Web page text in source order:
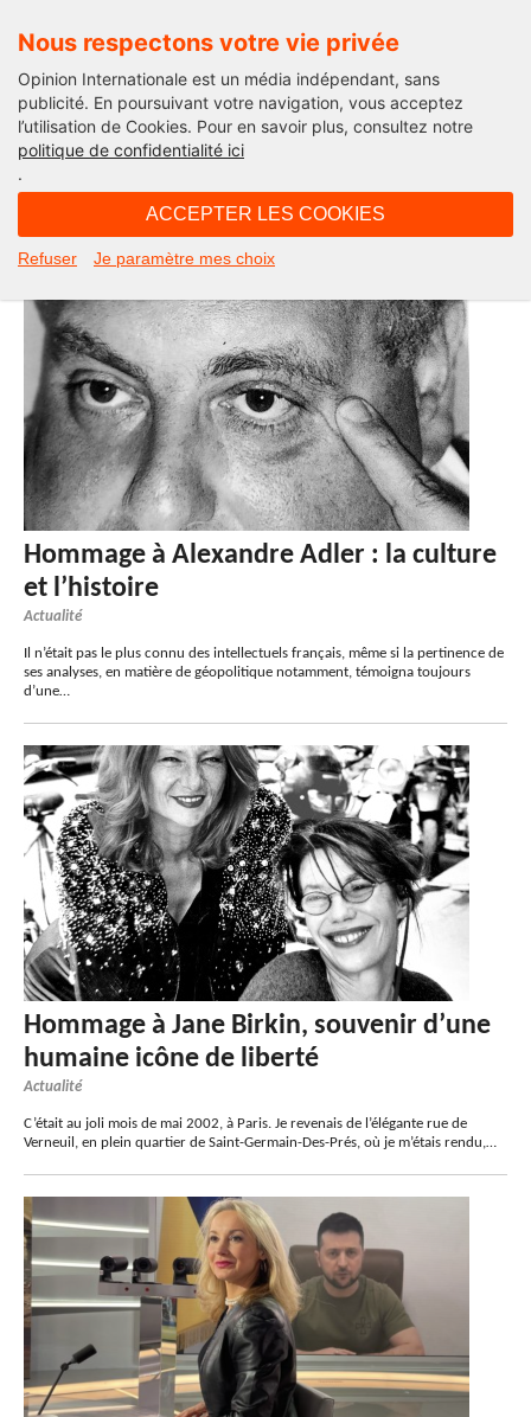
Nous respectons votre vie privée
Opinion Internationale est un média indépendant, sans
publicité. En poursuivant votre navigation, vous acceptez
l’utilisation de Cookies. Pour en savoir plus, consultez notre
politique de confidentialité ici
.
ACCEPTER LES COOKIES
Refuser Je paramètre mes choix
Actualité
Hommage à Alexandre Adler : la culture
et l’histoire
Actualité
Il n’était pas le plus connu des intellectuels français, même si la pertinence de
ses analyses, en matière de géopolitique notamment, témoigna toujours
d’une…
Hommage à Jane Birkin, souvenir d’une
humaine icône de liberté
Actualité
C’était au joli mois de mai 2002, à Paris. Je revenais de l’élégante rue de
Verneuil, en plein quartier de Saint-Germain-Des-Prés, où je m’étais rendu,…